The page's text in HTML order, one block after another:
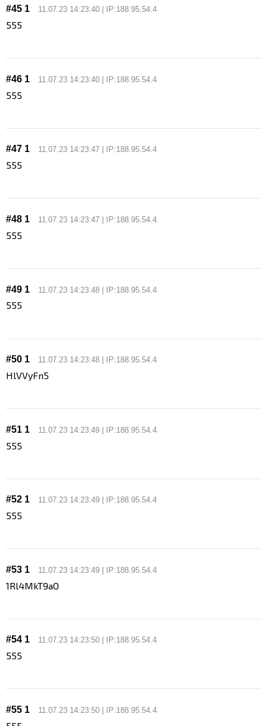
#45 1 11.07.23 14:23:40 | IP:188.95.54.4
555
#46 1 11.07.23 14:23:40 | IP:188.95.54.4
555
#47 1 11.07.23 14:23:47 | IP:188.95.54.4
555
#48 1 11.07.23 14:23:47 | IP:188.95.54.4
555
#49 1 11.07.23 14:23:48 | IP:188.95.54.4
555
#50 1 11.07.23 14:23:48 | IP:188.95.54.4
HlVVyFn5
#51 1 11.07.23 14:23:49 | IP:188.95.54.4
555
#52 1 11.07.23 14:23:49 | IP:188.95.54.4
555
#53 1 11.07.23 14:23:49 | IP:188.95.54.4
1Rl4MkT9aO
#54 1 11.07.23 14:23:50 | IP:188.95.54.4
555
#55 1 11.07.23 14:23:50 | IP:188.95.54.4